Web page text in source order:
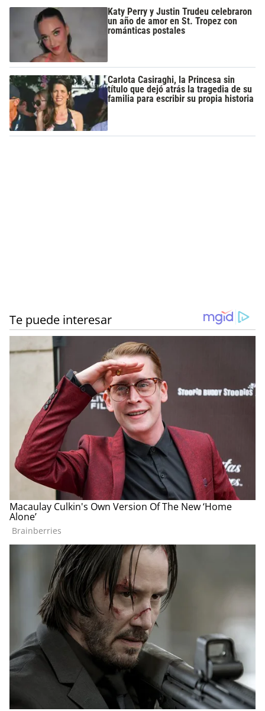
Katy Perry y Justin Trudeu celebraron
un año de amor en St. Tropez con
románticas postales
Carlota Casiraghi, la Princesa sin
título que dejó atrás la tragedia de su
familia para escribir su propia historia